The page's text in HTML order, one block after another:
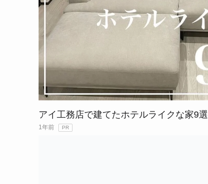
アイ工務店で建てたホテルライクな家9選
1年前 PR